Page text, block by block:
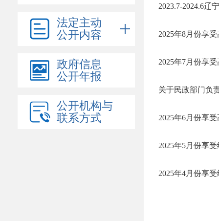
法定主动
公开内容
政府信息
公开年报
公开机构与
联系方式
2023.7-2024.6辽
2025年8月份享
2025年7月份享
关于民政部门负
2025年6月份享
2025年5月份享
2025年4月份享